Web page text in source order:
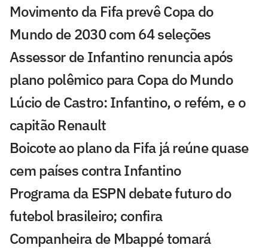
Movimento da Fifa prevê Copa do
Mundo de 2030 com 64 seleções
Assessor de Infantino renuncia após
plano polêmico para Copa do Mundo
Lúcio de Castro: Infantino, o refém, e o
capitão Renault
Boicote ao plano da Fifa já reúne quase
cem países contra Infantino
Programa da ESPN debate futuro do
futebol brasileiro; confira
Companheira de Mbappé tomará